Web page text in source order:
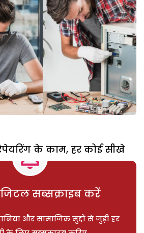
के काम, हर कोई सीखे
सब्सक्राइब करें
और सामाजिक मुद्दों से जुड़ी हर